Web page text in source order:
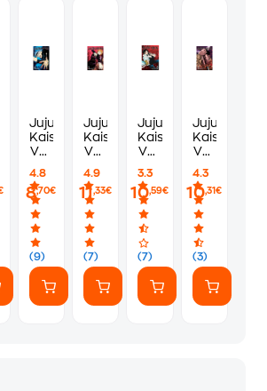
Jujutsu
Kaisen,
Vol.
4.8
(9)
8,70€
Jujutsu
Kaisen,
Vol.
4.9
(7)
11,33€
Jujutsu
Kaisen,
Vol.
3.3
(7)
10,59€
Jujutsu
Kaisen,
Vol.
4.3
(3)
10,31€